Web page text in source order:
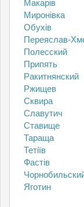
Макарів
Миронівка
Обухів
Переяслав-
Полесский
Припять
Ракитнянский
Ржищев
Сквира
Славутич
Ставище
Тараща
Тетіїв
Фастів
Яготин